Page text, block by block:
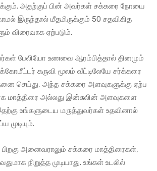
அதற்குப் பின் அவர்கள் சக்கரை நோயை
இருந்தால் மீதமிருக்கும் 50 சதவிகித
விரைவாக ஏற்படும்.
பேலியோ உணவை ஆரம்பித்தால் தினமும்
கருவி மூலம் வீட்டிலேயே சர்க்கரை
செய்து, அந்த சக்கரை அளவுகளுக்கு ஏற்ப
அல்லது இன்சுலின் அளவுகளை
உங்களுடைய மருத்துவர்கள் உதவினால்
முடியும்.
பிறகு அனைவராலும் சக்கரை மாத்திரைகள்,
நிறுத்த முடியாது. உங்கள் உடலில்